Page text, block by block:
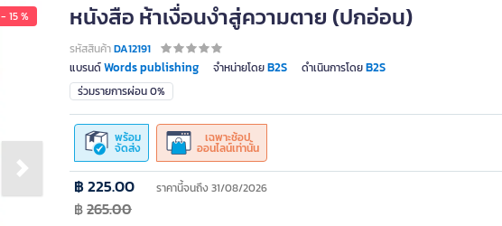
- 15 %
Next slide
หนังสือ ห้าเงื่อนงำสู่ความตาย (ปกอ่อน)
รหัสสินค้าDA12191
แบรนด์Words publishing จำหน่ายโดยB2S ดำเนินการโดยB2S
ร่วมรายการผ่อน 0%
พร้อม
จัดส่ง
เฉพาะช้อป
ออนไลน์เท่านั้น
฿ 225.00 ราคานี้จนถึง 31/08/2026
฿265.00